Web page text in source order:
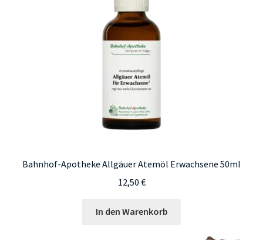
Bahnhof-Apotheke Allgäuer Atemöl Erwachsene 50ml
12,50 €
In den Warenkorb